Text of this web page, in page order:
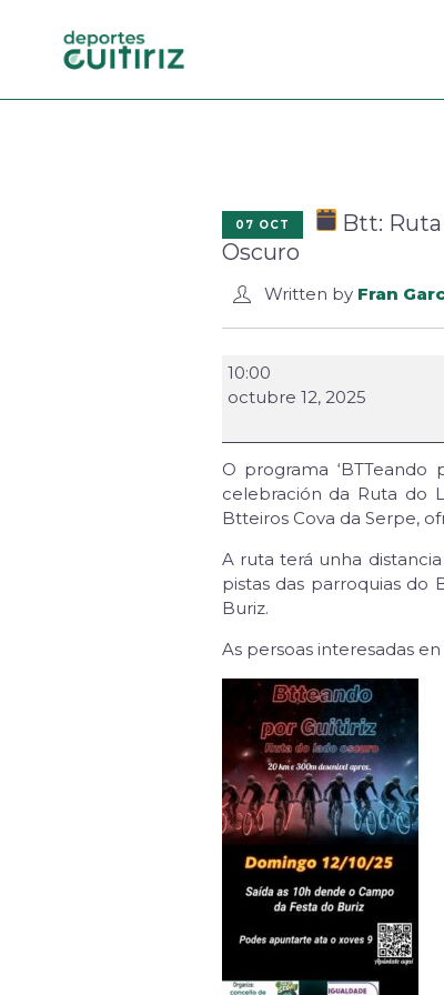
07 OCT
Btt: Ruta
Oscuro
Written by Fran
10:00
octubre 12, 2025
O programa
celebración da Ruta do
Btteiros Cova da Serpe,
A ruta terá unha
pistas das parroquias do
Buriz.
As persoas interesadas